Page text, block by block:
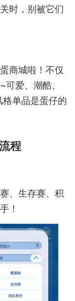
时，别被它们
商城啦！不仅
爱、潮酷、
单品是蛋仔的
程
、生存赛、积
！